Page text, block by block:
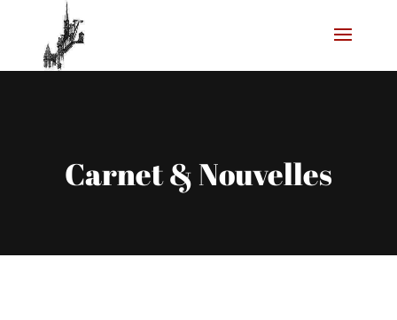
Carnet & Nouvelles